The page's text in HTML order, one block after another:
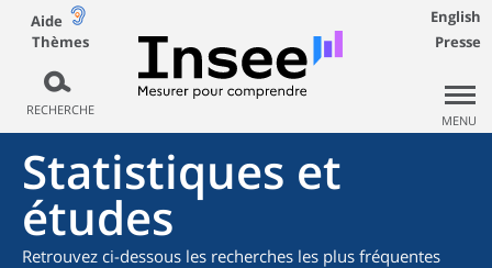
Aide
Thèmes
RECHERCHE
English
Presse
MENU
Statistiques et
études
Retrouvez ci-dessous les recherches les plus fréquentes